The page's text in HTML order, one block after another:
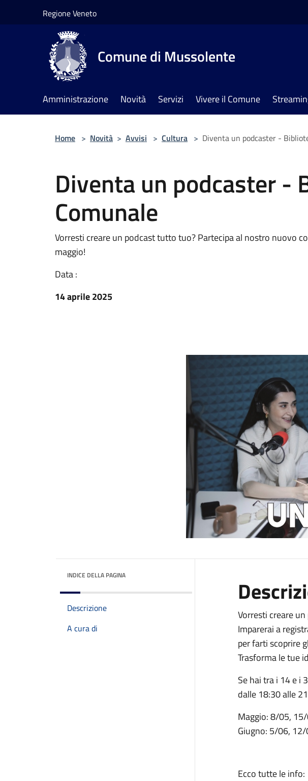
Regione Veneto
Comune di Mussolente
Amministrazione Novità Servizi Vivere il Comune
Home > Novità > Avvisi > Cultura > Diventa un podcaster -
Diventa un podcaster -
Comunale
Vorresti creare un podcast tutto tuo? Partecipa al nostro nuovo
maggio!
Data :
14 aprile 2025
INDICE DELLA PAGINA
Descrizione
A cura di
Vorresti creare
Imparerai a
per farti scoprire
Trasforma le tue
Se hai tra i 14 e i
dalle 18:30 alle
Maggio: 8/05,
Giugno: 5/06,
Ecco tutte le info: